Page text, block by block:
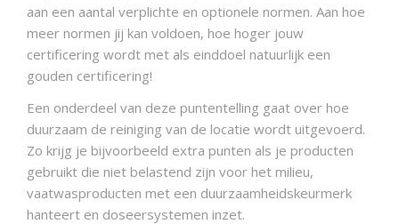
aan een aantal verplichte en optionele normen. Aan hoe
meer normen jij kan voldoen, hoe hoger jouw
certificering wordt met als einddoel natuurlijk een
gouden certificering!
Een onderdeel van deze puntentelling gaat over hoe
duurzaam de reiniging van de locatie wordt uitgevoerd.
Zo krijg je bijvoorbeeld extra punten als je producten
gebruikt die niet belastend zijn voor het milieu,
vaatwasproducten met een duurzaamheidskeurmerk
hanteert en doseersystemen inzet.